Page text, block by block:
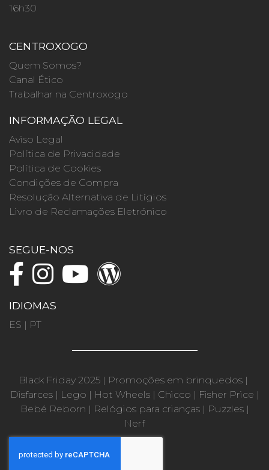
16h30
CENTROXOGO
Quem Somos?
Canal Ético
Trabalhar na Centroxogo
INFORMAÇÃO LEGAL
Aviso Legal
Política de Privacidade
Política de Cookies
Condições de Compra
Resolução Alternativa de Litígios
Livro de Reclamações Eletrónico
SEGUE-NOS
IDIOMAS
ES | PT
Black Friday 2025 | Promoções em brinquedos |
Disfarces| Lego | Hot Wheels| Chicco | Fisher Price |
Bebé Reborn | Relógios para crianças| Puzzles|
Nerf